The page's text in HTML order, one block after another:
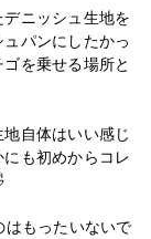
ニッシュ生地を
パンにしたかっ
を乗せる場所と
自体はいい感じ
も初めからコレ
はもったいないで